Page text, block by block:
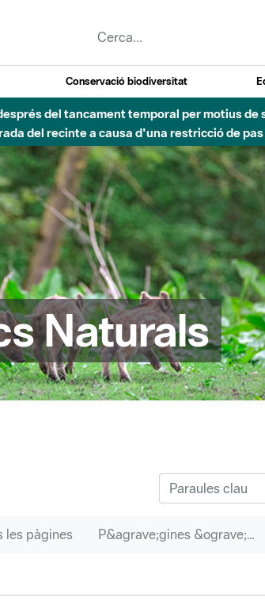
Conservació biodiversitat
del tancament temporal per motius de
del recinte a causa d'una restricció de pas
Naturals
les pàgines P&agrave;gines &ograve;rfenes